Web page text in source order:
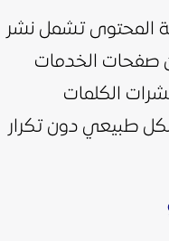
المحتوى تشمل نشر
صفحات الخدمات
الكلمات
طبيعي دون تكرار